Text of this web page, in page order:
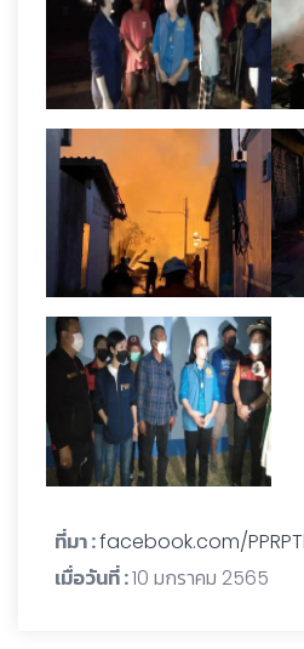
ที่มา :facebook.com/
เมื่อวันที่ :10 มกราคม 2565